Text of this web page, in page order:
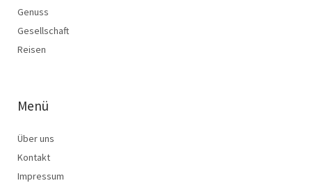
Genuss
Gesellschaft
Reisen
Menü
Über uns
Kontakt
Impressum